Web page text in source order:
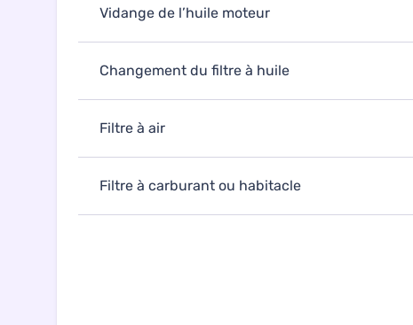
Vidange de l’huile moteur
Changement du filtre à huile
Filtre à air
Filtre à carburant ou habitacle